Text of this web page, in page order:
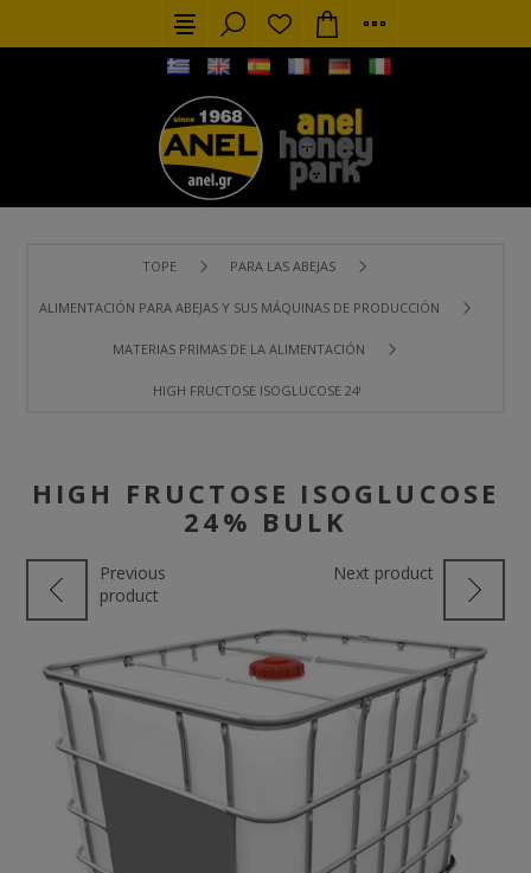
TOPE PARA LAS ABEJAS
ALIMENTACIÓN PARA ABEJAS Y SUS MÁQUINAS DE PRODUCCIÓN
MATERIAS PRIMAS DE LA ALIMENTACIÓN
HIGH FRUCTOSE ISOGLUCOSE 24% BULK
HIGH FRUCTOSE ISOGLUCOSE
24% BULK
Previous
product
Next product